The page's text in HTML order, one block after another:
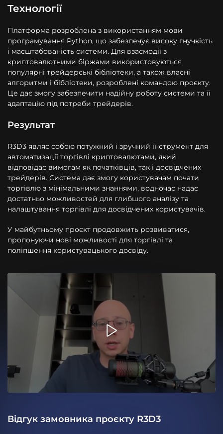
Технології
Платформа розроблена з використанням мови
програмування Python, що забезпечує високу гнучкість
і масштабованість системи. Для взаємодії з
криптовалютними біржами використовуються
популярні трейдерські бібліотеки, а також власні
алгоритми і бібліотеки, розроблені командою проєкту.
Це дає змогу забезпечити надійну роботу системи та її
адаптацію під потреби трейдерів.
Результат
R3D3 являє собою потужний і зручний інструмент для
автоматизації торгівлі криптовалютами, який
відповідає вимогам як початківців, так і досвідчених
трейдерів. Система дає змогу користувачам почати
торгівлю з мінімальними знаннями, водночас надає
достатньо можливостей для глибшого аналізу та
налаштування торгівлі для досвідчених користувачів.
У майбутньому проєкт продовжить розвиватися,
пропонуючи нові можливості для торгівлі та
поліпшення користувацького досвіду.
Відгук замовника проєкту R3D3